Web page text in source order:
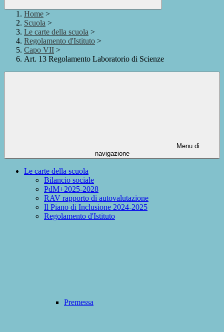
Home >
Scuola >
Le carte della scuola >
Regolamento d'Istituto >
Capo VII >
Art. 13 Regolamento Laboratorio di Scienze
Menu di
navigazione
Le carte della scuola
Bilancio sociale
PdM+2025-2028
RAV rapporto di autovalutazione
Il Piano di Inclusione 2024-2025
Regolamento d'Istituto
Premessa